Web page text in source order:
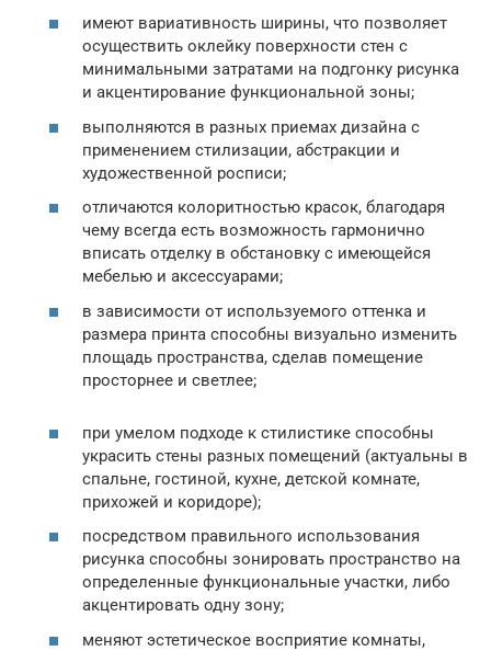
имеют вариативность ширины, что позволяет
осуществить оклейку поверхности стен с
минимальными затратами на подгонку рисунка
и акцентирование функциональной зоны;
выполняются в разных приемах дизайна с
применением стилизации, абстракции и
художественной росписи;
отличаются колоритностью красок, благодаря
чему всегда есть возможность гармонично
вписать отделку в обстановку с имеющейся
мебелью и аксессуарами;
в зависимости от используемого оттенка и
размера принта способны визуально изменить
площадь пространства, сделав помещение
просторнее и светлее;
при умелом подходе к стилистике способны
украсить стены разных помещений (актуальны в
спальне, гостиной, кухне, детской комнате,
прихожей и коридоре);
посредством правильного использования
рисунка способны зонировать пространство на
определенные функциональные участки, либо
акцентировать одну зону;
меняют эстетическое восприятие комнаты,